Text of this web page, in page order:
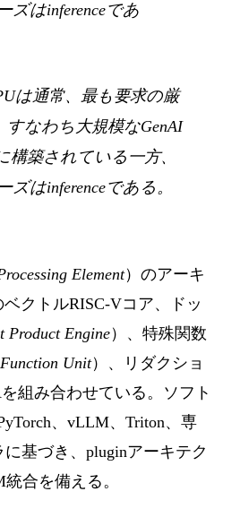
ズはinferenceであ
は通常、最も要求の厳
すなわち大規模なGenAI
構築されている一方、
ズはinferenceである。
Element）のアーキ
クトルRISC-Vコア、ドッ
Product Engine）、特殊関数
Unit）、リダクショ
組み合わせている。ソフト
、vLLM、Triton、専
基づき、pluginアーキテク
合を備える。